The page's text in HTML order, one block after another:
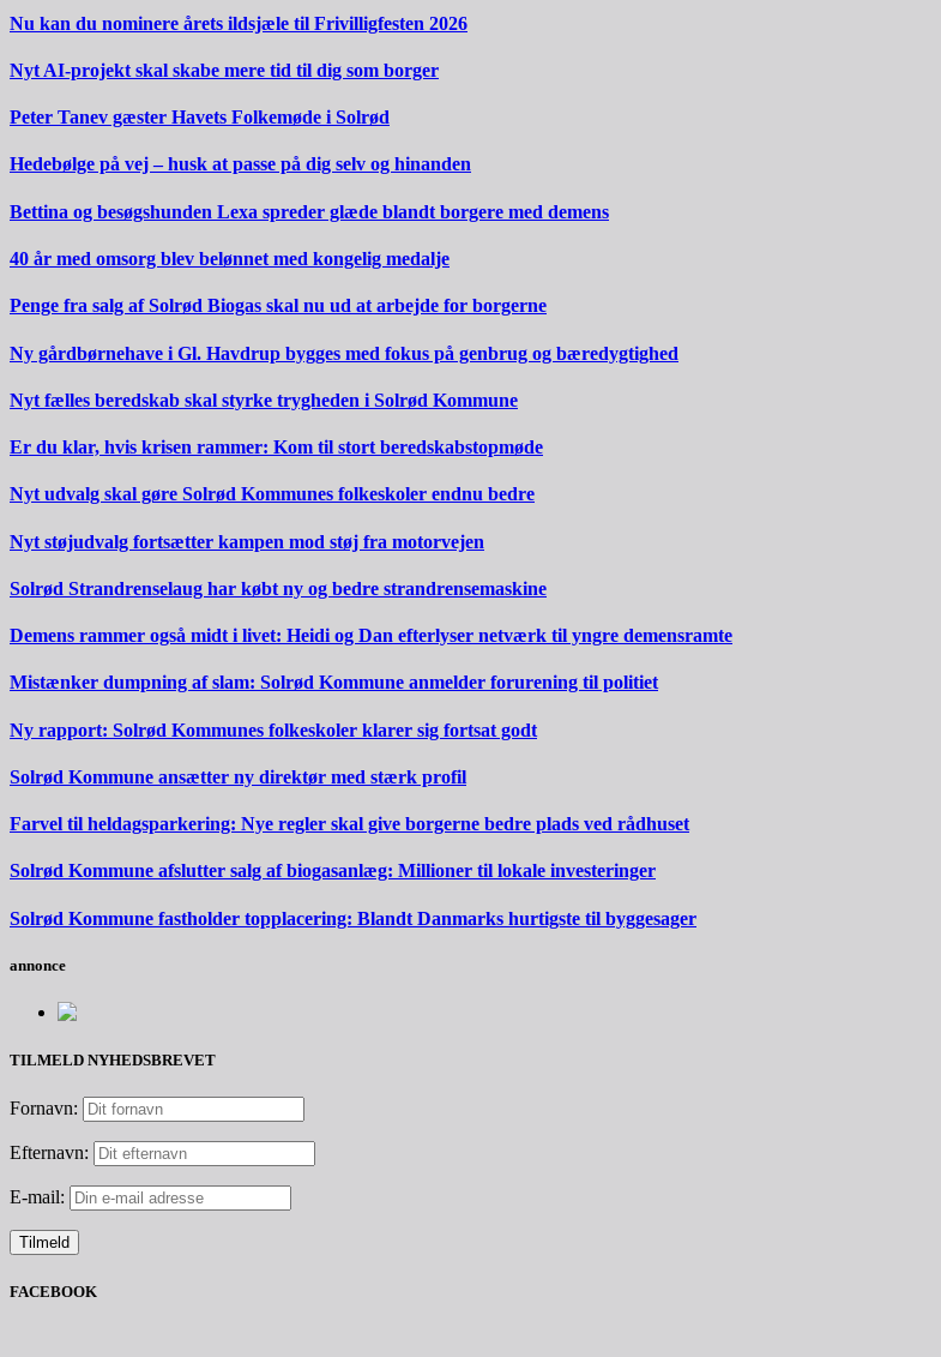
Nu kan du nominere årets ildsjæle til Frivilligfesten 2026
Nyt AI-projekt skal skabe mere tid til dig som borger
Peter Tanev gæster Havets Folkemøde i Solrød
Hedebølge på vej – husk at passe på dig selv og hinanden
Bettina og besøgshunden Lexa spreder glæde blandt borgere med demens
40 år med omsorg blev belønnet med kongelig medalje
Penge fra salg af Solrød Biogas skal nu ud at arbejde for borgerne
Ny gårdbørnehave i Gl. Havdrup bygges med fokus på genbrug og bæredygtighed
Nyt fælles beredskab skal styrke trygheden i Solrød Kommune
Er du klar, hvis krisen rammer: Kom til stort beredskabstopmøde
Nyt udvalg skal gøre Solrød Kommunes folkeskoler endnu bedre
Nyt støjudvalg fortsætter kampen mod støj fra motorvejen
Solrød Strandrenselaug har købt ny og bedre strandrensemaskine
Demens rammer også midt i livet: Heidi og Dan efterlyser netværk til yngre demensramte
Mistænker dumpning af slam: Solrød Kommune anmelder forurening til politiet
Ny rapport: Solrød Kommunes folkeskoler klarer sig fortsat godt
Solrød Kommune ansætter ny direktør med stærk profil
Farvel til heldagsparkering: Nye regler skal give borgerne bedre plads ved rådhuset
Solrød Kommune afslutter salg af biogasanlæg: Millioner til lokale investeringer
Solrød Kommune fastholder topplacering: Blandt Danmarks hurtigste til byggesager
annonce
TILMELD NYHEDSBREVET
Fornavn:
Efternavn:
E-mail:
FACEBOOK